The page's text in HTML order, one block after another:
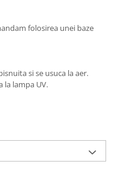
folosirea unei baze
si se usuca la aer.
la lampa UV.